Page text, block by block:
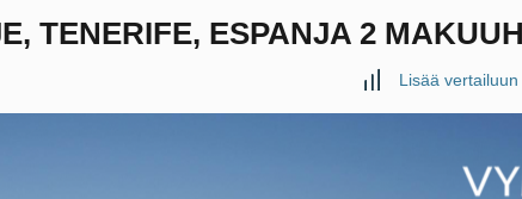
TENERIFE, ESPANJA 2
Lisää vertailuun